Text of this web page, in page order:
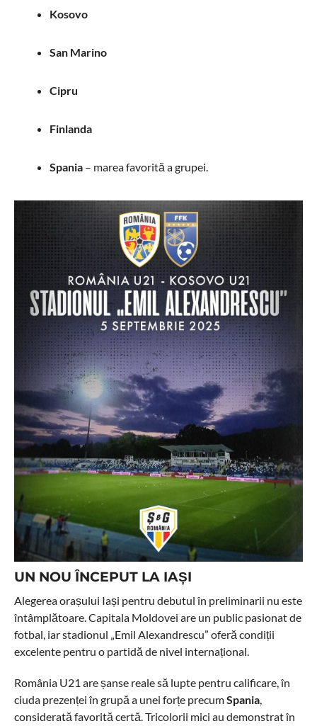
Kosovo
San Marino
Cipru
Finlanda
Spania– marea favorită a grupei.
UN NOU ÎNCEPUT LA IAȘI
Alegerea orașului Iași pentru debutul în preliminarii nu este
întâmplătoare. Capitala Moldovei are un public pasionat de
fotbal, iar stadionul „Emil Alexandrescu” oferă condiții
excelente pentru o partidă de nivel internațional.
România U21 are șanse reale să lupte pentru calificare, în
ciuda prezenței în grupă a unei forțe precumSpania,
considerată favorită certă. Tricolorii mici au demonstrat în